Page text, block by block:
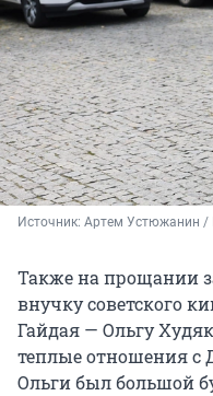
Источник: Артем Устюжанин /
Также на прощании
внучку советского
Гайдая — Ольгу
теплые отношения с
Ольги был большой